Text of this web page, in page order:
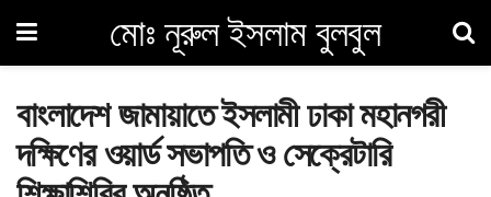
মোঃ নূরুল ইসলাম বুলবুল
বাংলাদেশ জামায়াতে ইসলামী ঢাকা মহানগরী
দক্ষিণের ওয়ার্ড সভাপতি ও সেক্রেটারি